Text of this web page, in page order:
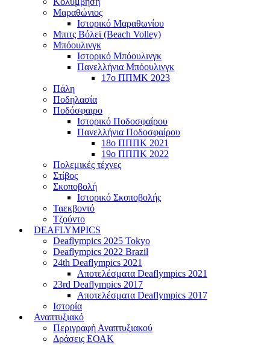
Μαραθώνιος
Ιστορικό Μαραθωνίου
Μπιτς Βόλεϊ (Beach Volley)
Μπόουλινγκ
Ιστορικό Μπόουλινγκ
Πανελλήνια Μπόουλινγκ
17ο ΠΠΜΚ 2023
Πάλη
Ποδηλασία
Ποδόσφαιρο
Ιστορικό Ποδοσφαίρου
Πανελλήνια Ποδοσφαίρου
18ο ΠΠΠΚ 2021
19ο ΠΠΠΚ 2022
Πολεμικές τέχνες
Στίβος
Σκοποβολή
Ιστορικό Σκοποβολής
Ταεκβοντό
Τζούντο
DEAFLYMPICS
Deaflympics 2025 Tokyo
Deaflympics 2022 Brazil
24th Deaflympics 2021
Αποτελέσματα Deaflympics 2021
23rd Deaflympics 2017
Αποτελέσματα Deaflympics 2017
Ιστορία
Αναπτυξιακό
Περιγραφή Αναπτυξιακού
Δράσεις ΕΟΑΚ